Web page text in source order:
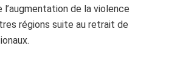
de la violence
régions suite au retrait de